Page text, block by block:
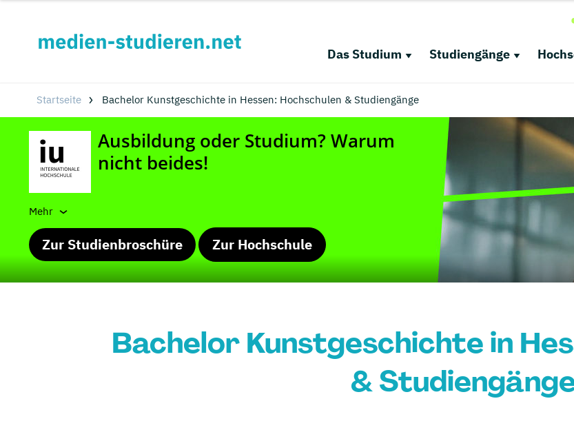
Das Studium Studiengänge
Startseite Bachelor Kunstgeschichte in Hessen: Hochschulen & Studiengänge
Mehr
Zur Studienbroschüre Zur Hochschule
Bachelor Kunstgeschichte in
&